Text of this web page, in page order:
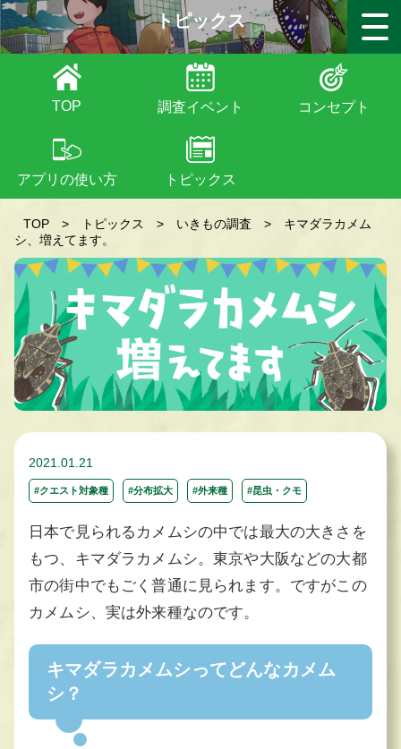
トピックス
TOP 調査イベント コンセプト
アプリの使い方 トピックス
TOP > トピックス > いきもの調査 >
キマダラカメム
シ、増えてます。
2021.01.21
#クエスト対象種 #分布拡大 #外来種 #昆虫・クモ
日本で見られるカメムシの中では最大の大きさを
もつ、キマダラカメムシ。東京や大阪などの大都
市の街中でもごく普通に見られます。ですがこの
カメムシ、実は外来種なのです。
キマダラカメムシってどんなカメム
シ？